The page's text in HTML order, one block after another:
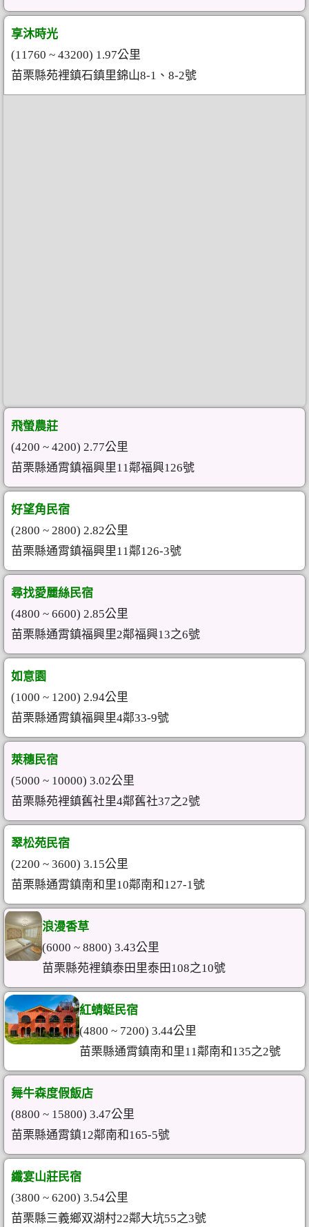
享沐時光
(11760 ~ 43200) 1.97公里
苗栗縣苑裡鎮石鎮里錦山8-1、8-2號
飛螢農莊
(4200 ~ 4200) 2.77公里
苗栗縣通霄鎮福興里11鄰福興126號
好望角民宿
(2800 ~ 2800) 2.82公里
苗栗縣通霄鎮福興里11鄰126-3號
尋找愛麗絲民宿
(4800 ~ 6600) 2.85公里
苗栗縣通霄鎮福興里2鄰福興13之6號
如意園
(1000 ~ 1200) 2.94公里
苗栗縣通霄鎮福興里4鄰33-9號
萊穗民宿
(5000 ~ 10000) 3.02公里
苗栗縣苑裡鎮舊社里4鄰舊社37之2號
翠松苑民宿
(2200 ~ 3600) 3.15公里
苗栗縣通霄鎮南和里10鄰南和127-1號
浪漫香草
(6000 ~ 8800) 3.43公里
苗栗縣苑裡鎮泰田里泰田108之10號
紅蜻蜓民宿
(4800 ~ 7200) 3.44公里
苗栗縣通霄鎮南和里11鄰南和135之2號
舞牛森度假飯店
(8800 ~ 15800) 3.47公里
苗栗縣通霄鎮12鄰南和165-5號
纖宴山莊民宿
(3800 ~ 6200) 3.54公里
苗栗縣三義鄉双湖村22鄰大坑55之3號